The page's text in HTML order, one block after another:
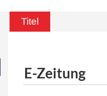
Titel
E-Zeitung